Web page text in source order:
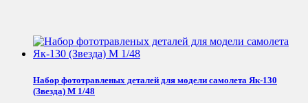
Набор фототравленых деталей для модели самолета Як-130
(Звезда) М 1/48